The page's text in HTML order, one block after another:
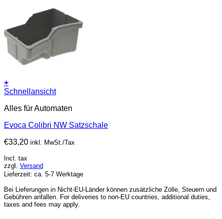
+
Schnellansicht
Alles für Automaten
Evoca Colibri NW Satzschale
€33,20 inkl. MwSt./Tax
Incl. tax
zzgl. Versand
Lieferzeit: ca. 5-7 Werktage
Bei Lieferungen in Nicht-EU-Länder können zusätzliche Zölle, Steuern und
Gebühren anfallen. For deliveries to non-EU countries, additional duties,
taxes and fees may apply.